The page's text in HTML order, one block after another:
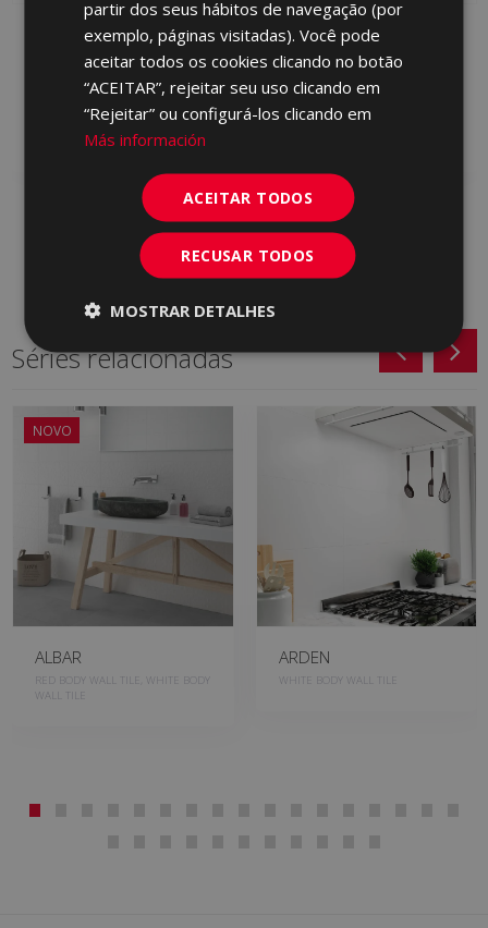
METALLO BLANCO 30 X
Adicionar aos
favoritos
METALLO METRIC
BEIGE (metric) 30 X 90
Adicionar aos
Séries relacionadas
NOVO
ALBAR
RED BODY WALL TILE, WHITE BODY
WALL TILE
ARDEN
WHITE BODY WALL TILE
PORTUGUESE
partir dos seus hábitos de navegação (por
exemplo, páginas visitadas). Você pode
aceitar todos os cookies clicando no botão
“ACEITAR”, rejeitar seu uso clicando em
“Rejeitar” ou configurá-los clicando em
Más información
ACEITAR TODOS
RECUSAR TODOS
MOSTRAR DETALHES